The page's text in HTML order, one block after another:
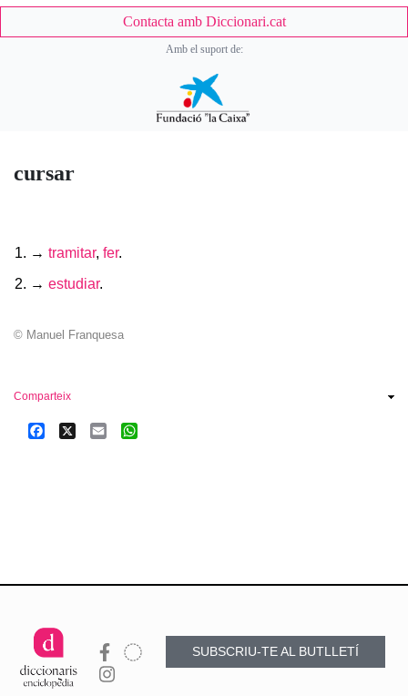
cursar
→ tramitar, fer.
→ estudiar.
© Manuel Franquesa
Contacta amb Diccionari.cat
Amb el suport de:
Comparteix
Facebook Email
SUBSCRIU-TE AL BUTLLETÍ